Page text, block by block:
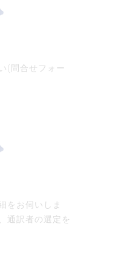
(問合せフォー
をお伺いしま
通訳者の選定を